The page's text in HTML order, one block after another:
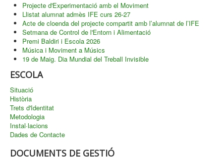
Projecte d'Experimentació amb el Moviment
Llistat alumnat admès IFE curs 26-27
Acte de cloenda del projecte compartit amb l’alumnat de l’IFE
Setmana de Control de l'Entorn i Alimentació
Premi Baldiri i Escola 2026
Música i Moviment a Músics
19 de Maig. Dia Mundial del Treball Invisible
ESCOLA
Situació
Història
Trets d'Identitat
Metodologia
Instal·lacions
Dades de Contacte
DOCUMENTS DE GESTIÓ